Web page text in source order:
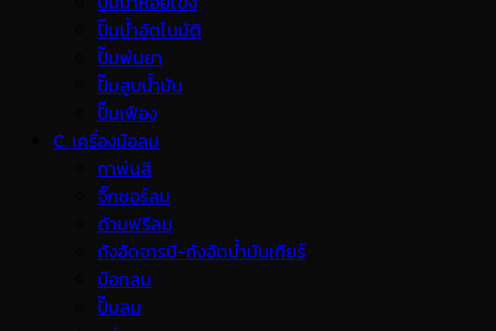
ปั๊มน้ำอัตโนมัติ
ปั๊มพ่นยา
ปั๊มสูบน้ำมัน
ปั๊มเฟือง
C. เครื่องมือลม
กาพ่นสี
จิ๊กซอร์ลม
ด้ามฟรีลม
ถังอัดจารบี-ถังอัดน้ำมันเกียร์
บ๊อกลม
ปั๊มลม